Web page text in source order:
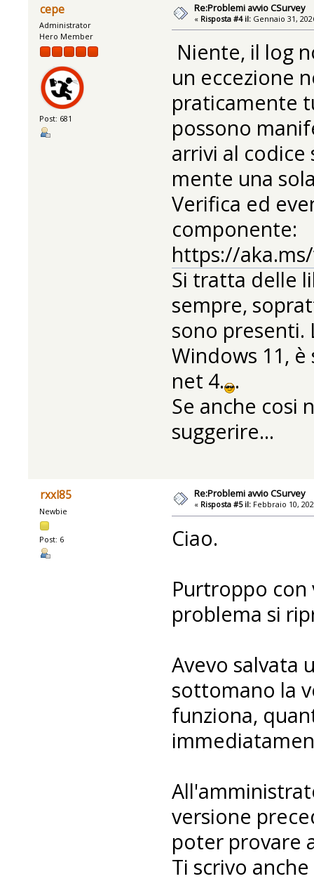
cepe
Administrator
Hero Member
Post: 681
Re:Problemi avvio CSurvey
« Risposta #4 il: Gennaio 31,
Niente, il log
un eccezione
praticamente
possono
arrivi al codice
mente una
Verifica ed
componente:
https://
Si tratta delle
sempre,
sono presenti.
Windows 11,
net 4. .
Se anche cosi
suggerire...
rxxl85
Newbie
Post: 6
Re:Problemi avvio CSurvey
« Risposta #5 il: Febbraio 10,
Ciao.
Purtroppo
problema si
Avevo salvata
sottomano la
funziona,
versione
poter provare
Ti scrivo